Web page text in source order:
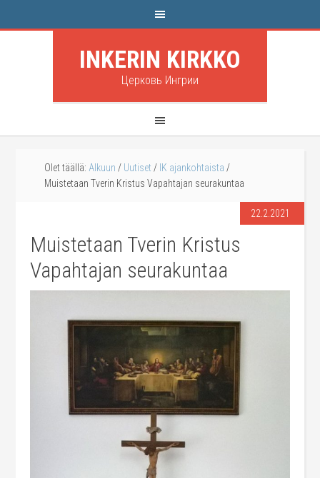
INKERIN KIRKKO
Церковь Ингрии
Olet täällä: Alkuun / Uutiset / IK ajankohtaista /
Muistetaan Tverin Kristus Vapahtajan seurakuntaa
22.2.2021
Muistetaan Tverin Kristus
Vapahtajan seurakuntaa